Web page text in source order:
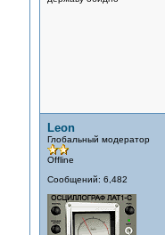
Leon
Глобальный модератор
Offline
Сообщений: 6,482